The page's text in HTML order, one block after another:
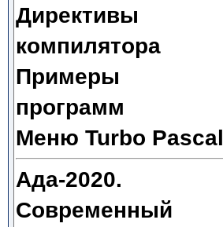
Директивы
компилятора
Примеры
программ
Меню Turbo Pascal
Ада-2020.
Современный